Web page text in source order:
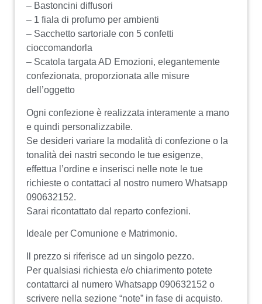
– Bastoncini diffusori
– 1 fiala di profumo per ambienti
– Sacchetto sartoriale con 5 confetti
cioccomandorla
– Scatola targata AD Emozioni, elegantemente
confezionata, proporzionata alle misure
dell’oggetto
Ogni confezione è realizzata interamente a mano
e quindi personalizzabile.
Se desideri variare la modalità di confezione o la
tonalità dei nastri secondo le tue esigenze,
effettua l’ordine e inserisci nelle note le tue
richieste o contattaci al nostro numero Whatsapp
090632152.
Sarai ricontattato dal reparto confezioni.
Ideale per Comunione e Matrimonio.
Il prezzo si riferisce ad un singolo pezzo.
Per qualsiasi richiesta e/o chiarimento potete
contattarci al numero Whatsapp 090632152 o
scrivere nella sezione “note” in fase di acquisto.